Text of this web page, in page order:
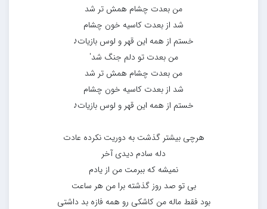
من بعدت چشام همش تر شد
شد از بعدت کاسیه خون چشام
خستم از همه این قهر و لوس بازیات♪
من بعدت تو دلم جنگ شد′
من بعدت چشام همش تر شد
شد از بعدت کاسیه خون چشام
خستم از همه این قهر و لوس بازیات♪
هرچی بیشتر گذشت به دوریت نکرده عادت
دله سادم دیدی آخر
نمیشه که ببرمت من از یادم
بی تو صد روز گذشته برا من هر ساعت
بود فقط ماله من کاشکی رو همه فازه بد داشتی